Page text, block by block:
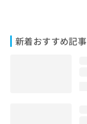
新着おすすめ記事
合
わ